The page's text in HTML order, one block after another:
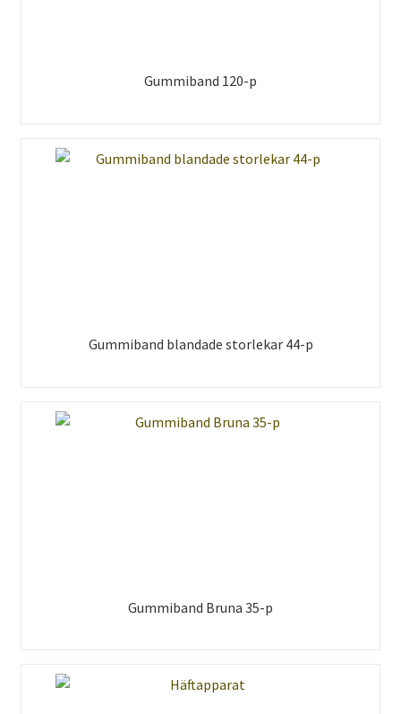
Gummiband 120-p
Gummiband blandade storlekar 44-p
Gummiband Bruna 35-p